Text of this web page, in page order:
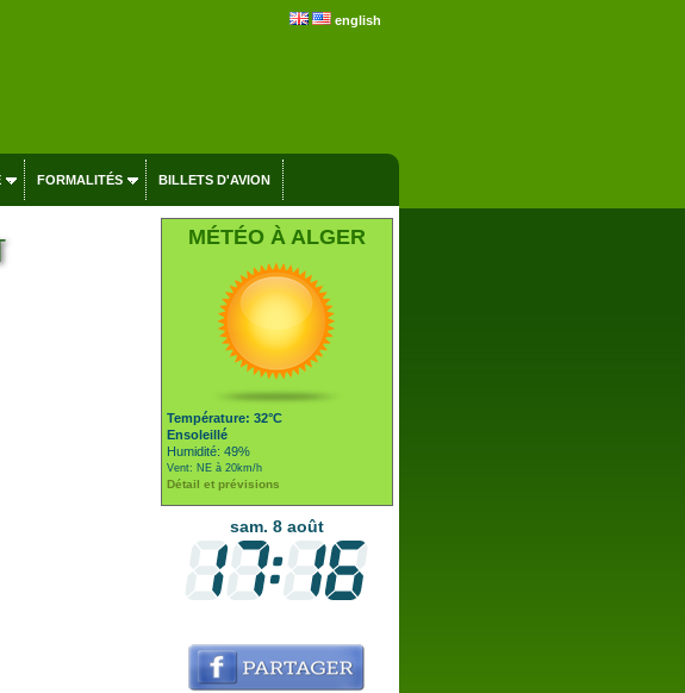
english
FORMALITÉS BILLETS D'AVION
MÉTÉO À ALGER
Température: 32°C
Ensoleillé
Humidité: 49%
Vent: NE à 20km/h
Détail et prévisions
sam. 8 août